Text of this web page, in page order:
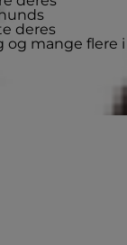
deres
og mange flere i